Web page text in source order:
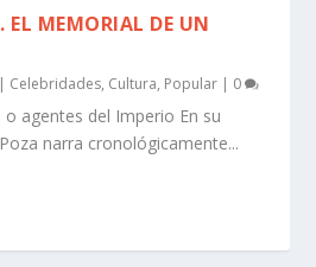
EL MEMORIAL DE UN
| Celebridades, Cultura, Popular | 0
agentes del Imperio En su
narra cronológicamente...